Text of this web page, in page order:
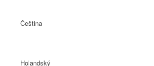
Čeština
Holandský